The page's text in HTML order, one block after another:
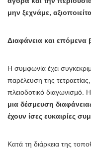
μην ξεχνάμε,
Διαφάνεια και επόμενα
Η συμφωνία έχει
παρέλευση της
πλειοδοτικό διαγωνισμό.
μια δέσμευση
έχουν ίσες ευκαιρίες
Κατά τη διάρκεια της